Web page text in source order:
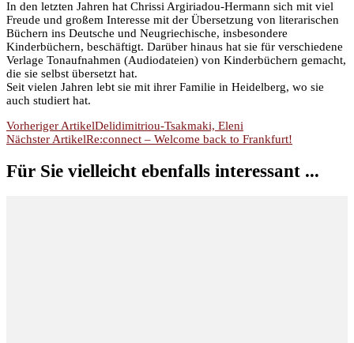
In den letzten Jahren hat Chrissi Argiriadou-Hermann sich mit viel
Freude und großem Interesse mit der Übersetzung von literarischen
Büchern ins Deutsche und Neugriechische, insbesondere
Kinderbüchern, beschäftigt. Darüber hinaus hat sie für verschiedene
Verlage Tonaufnahmen (Audiodateien) von Kinderbüchern gemacht,
die sie selbst übersetzt hat.
Seit vielen Jahren lebt sie mit ihrer Familie in Heidelberg, wo sie
auch studiert hat.
Beitragsnavigation
Vorheriger ArtikelDelidimitriou-Tsakmaki, Eleni
Nächster ArtikelRe:connect – Welcome back to Frankfurt!
Für Sie vielleicht ebenfalls interessant ...